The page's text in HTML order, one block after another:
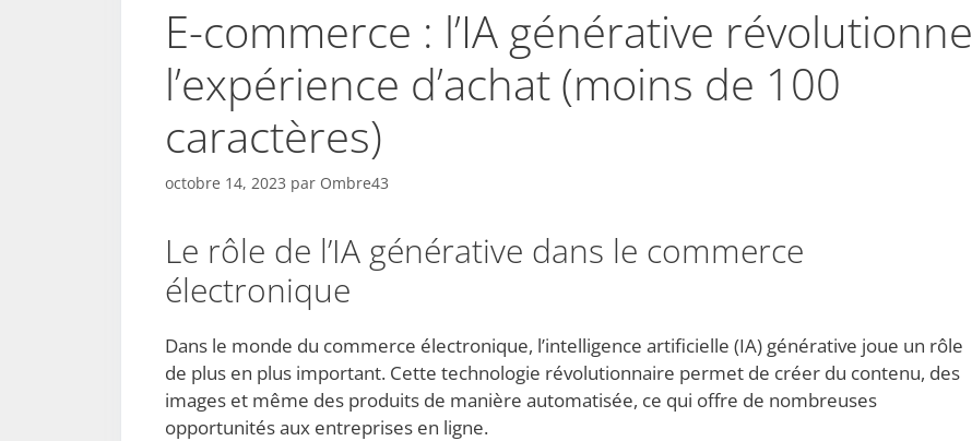
E-commerce : l’IA générative révolutionne
l’expérience d’achat (moins de 100
caractères)
octobre 14, 2023 par Ombre43
Le rôle de l’IA générative dans le commerce
électronique
Dans le monde du commerce électronique, l’intelligence artificielle (IA) générative joue un rôle
de plus en plus important. Cette technologie révolutionnaire permet de créer du contenu, des
images et même des produits de manière automatisée, ce qui offre de nombreuses
opportunités aux entreprises en ligne.